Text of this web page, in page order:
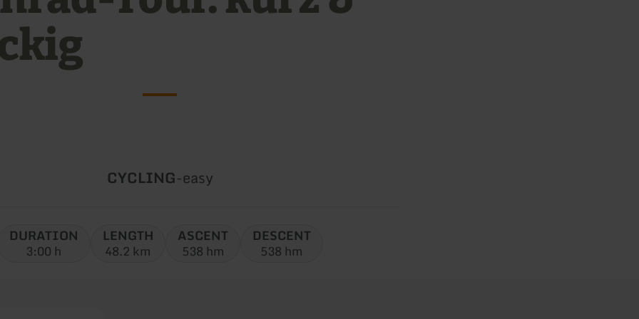
Type
CYCLING-Difficulty:
easy
DURATION
3:00 h
LENGTH
48.2 km
ASCENT
538 hm
DESCENT
538 hm